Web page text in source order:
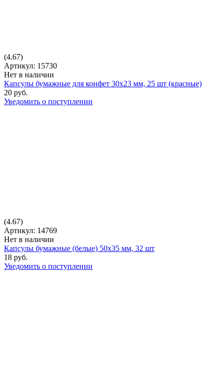
(4.67)
Артикул: 15730
Нет в наличии
Капсулы бумажные для конфет 30х23 мм, 25 шт (красные)
20 руб.
Уведомить о поступлении
(4.67)
Артикул: 14769
Нет в наличии
Капсулы бумажные (белые) 50х35 мм, 32 шт
18 руб.
Уведомить о поступлении